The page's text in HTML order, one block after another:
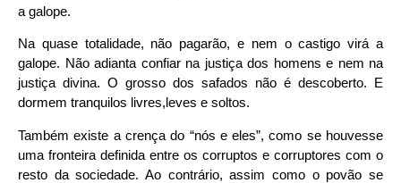
a galope.
Na quase totalidade, não pagarão, e nem o castigo virá a
galope. Não adianta confiar na justiça dos homens e nem na
justiça divina. O grosso dos safados não é descoberto. E
dormem tranquilos livres,leves e soltos.
Também existe a crença do “nós e eles”, como se houvesse
uma fronteira definida entre os corruptos e corruptores com o
resto da sociedade. Ao contrário, assim como o povão se